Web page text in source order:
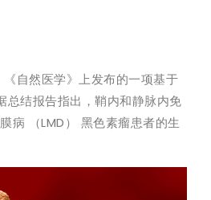
《自然医学》上发布的一项基于
总结报告指出，鞘内和静脉内免
病 （LMD） 黑色素瘤患者的生